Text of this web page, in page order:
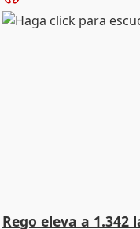
Rego eleva a